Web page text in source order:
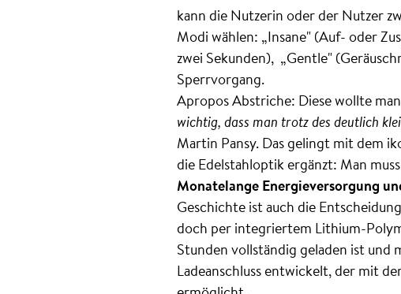
kann die Nutzerin oder der Nutzer
Modi wählen: „Insane" (Auf- oder
zwei Sekunden), „Gentle"
Sperrvorgang.
Apropos Abstriche: Diese wollte
wichtig, dass man trotz des deutlich
Martin Pansy. Das gelingt mit dem
die Edelstahloptik ergänzt: Man
Monatelange Energieversorgung
Geschichte ist auch die
doch per integriertem Lithium-
Stunden vollständig geladen ist
Ladeanschluss entwickelt, der mit